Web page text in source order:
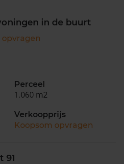
in de buurt
Perceel
1.060 m2
Verkoopprijs
Koopsom opvragen
91